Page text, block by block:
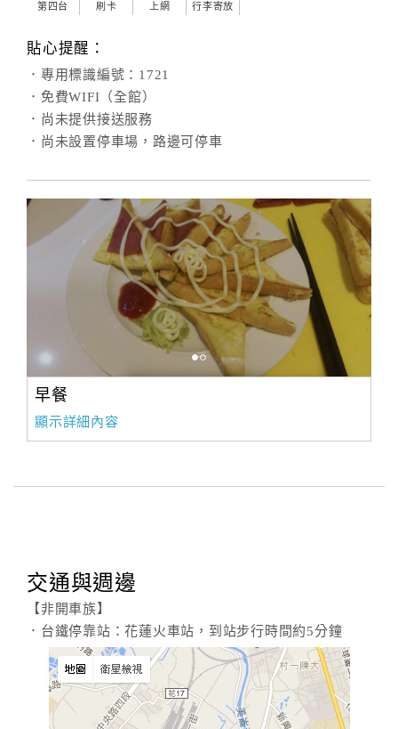
商
品
宣
傳
第四台 刷卡 上網 行李寄放
貼心提醒：
．專用標識編號：1721
．免費WIFI（全館）
．尚未提供接送服務
．尚未設置停車場，路邊可停車
早餐
顯示詳細內容
交通與週邊
【非開車族】
．台鐵停靠站：花蓮火車站，到站步行時間約5分鐘